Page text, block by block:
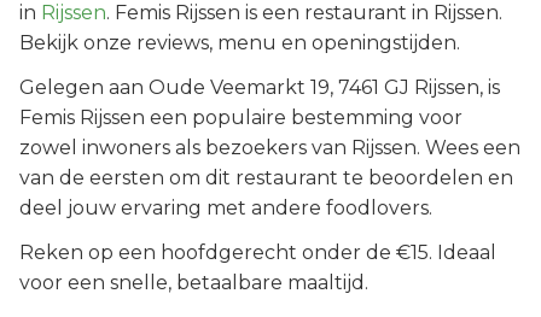
in Rijssen. Femis Rijssen is een restaurant in Rijssen.
Bekijk onze reviews, menu en openingstijden.
Gelegen aan Oude Veemarkt 19, 7461 GJ Rijssen, is
Femis Rijssen een populaire bestemming voor
zowel inwoners als bezoekers van Rijssen. Wees een
van de eersten om dit restaurant te beoordelen en
deel jouw ervaring met andere foodlovers.
Reken op een hoofdgerecht onder de €15. Ideaal
voor een snelle, betaalbare maaltijd.